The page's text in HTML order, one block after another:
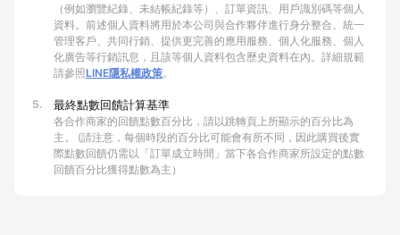
（例如瀏覽紀錄、未結帳紀錄等）、訂單資訊、用戶識別碼等個人
資料。前述個人資料將用於本公司與合作夥伴進行身分整合、統一
管理客戶、共同行銷、提供更完善的應用服務、個人化服務、個人
化廣告等行銷訊息，且該等個人資料包含歷史資料在內。詳細規範
請參照LINE隱私權政策。
5. 最終點數回饋計算基準
各合作商家的回饋點數百分比，請以跳轉頁上所顯示的百分比為
主。 (請注意，每個時段的百分比可能會有所不同，因此購買後實
際點數回饋仍需以「訂單成立時間」當下各合作商家所設定的點數
回饋百分比獲得點數為主）